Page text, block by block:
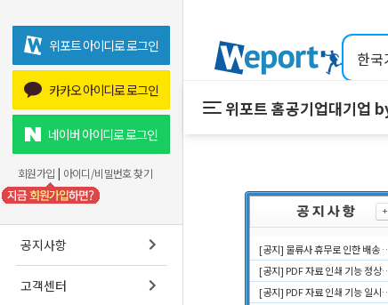
위포트 아이디로 로그인
카카오 아이디로 로그인
네이버 아이디로 로그인
회원가입 | 아이디/비밀번호 찾기
공지사항
고객센터
위포트 홈공기업대기업
프리패스
스마트학습
[공지] 물류사 휴
[공지] PDF 자료 인
[공지] PDF 자료